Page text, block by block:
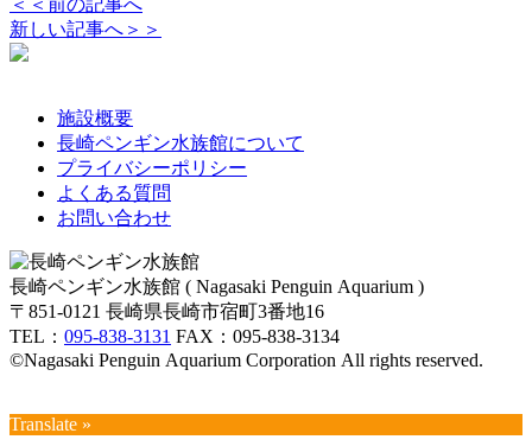
新しい記事へ＞＞
施設概要
長崎ペンギン水族館について
プライバシーポリシー
よくある質問
お問い合わせ
長崎ペンギン水族館 ( Nagasaki Penguin Aquarium )
〒851-0121 長崎県長崎市宿町3番地16
TEL： 095-838-3131 FAX：095-838-3134
©Nagasaki Penguin Aquarium Corporation All rights reserved.
Translate »